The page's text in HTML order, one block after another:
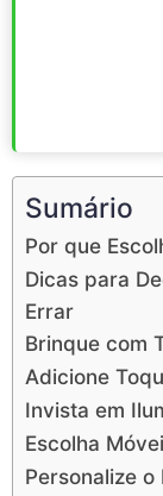
Sumário
Por que
Dicas para
Errar
Brinque com
Adicione
Invista em
Escolha
Personalize o